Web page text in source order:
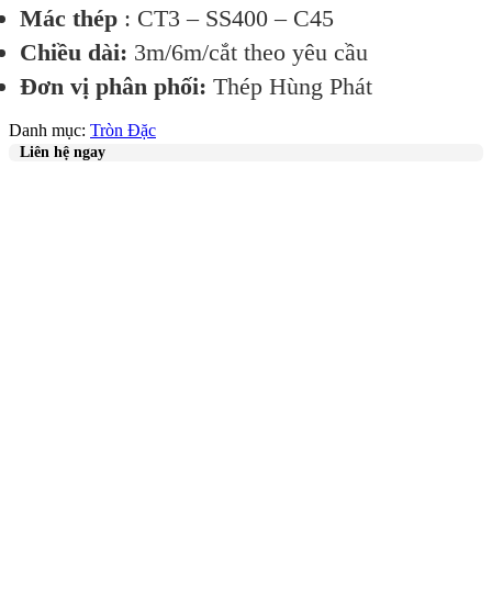
Mác thép : CT3 – SS400 – C45
Chiều dài: 3m/6m/cắt theo yêu cầu
Đơn vị phân phối: Thép Hùng Phát
Danh mục: Tròn Đặc
Liên hệ ngay